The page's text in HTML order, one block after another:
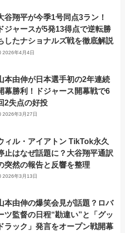
谷翔平が今季1号同点3ラン！
ジャースが5発13得点で逆転勝
したナショナルズ戦を徹底解説
2026年4月4日
本由伸が日本選手初の2年連続
幕勝利！ドジャース開幕戦で6
2失点の好投
2026年3月27日
ィル・アイアトン TikTok永久
止はなぜ話題に？大谷翔平通訳
突然の報告と反響を整理
2026年3月13日
本由伸の爆笑会見が話題？ロバ
ツ監督の日程“勘違い”と「グッ
ドラック」発言をオープン戦開幕